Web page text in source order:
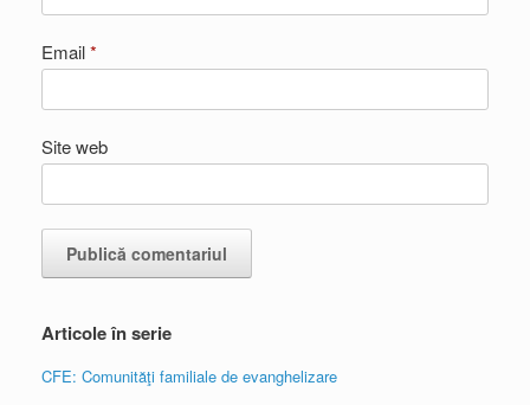
Email*
Site web
Articole în serie
CFE: Comunităţi familiale de evanghelizare